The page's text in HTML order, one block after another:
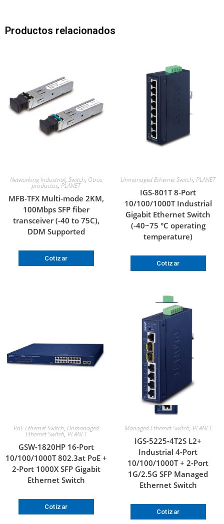
Productos relacionados
Networking Industrial, Switch, Otros
productos, PLANET
MFB-TFX Multi-mode 2KM,
100Mbps SFP fiber
transceiver (-40 to 75C),
DDM Supported
Cotizar
Unmanaged Ethernet Switch, PLANET
IGS-801T 8-Port
10/100/1000T Industrial
Gigabit Ethernet Switch
(-40~75 °C operating
temperature)
Cotizar
PoE Ethernet Switch, Unmanaged
Ethernet Switch, PLANET
GSW-1820HP 16-Port
10/100/1000T 802.3at PoE +
2-Port 1000X SFP Gigabit
Ethernet Switch
Cotizar
Managed Ethernet Switch, PLANET
IGS-5225-4T2S L2+
Industrial 4-Port
10/100/1000T + 2-Port
1G/2.5G SFP Managed
Ethernet Switch
Cotizar